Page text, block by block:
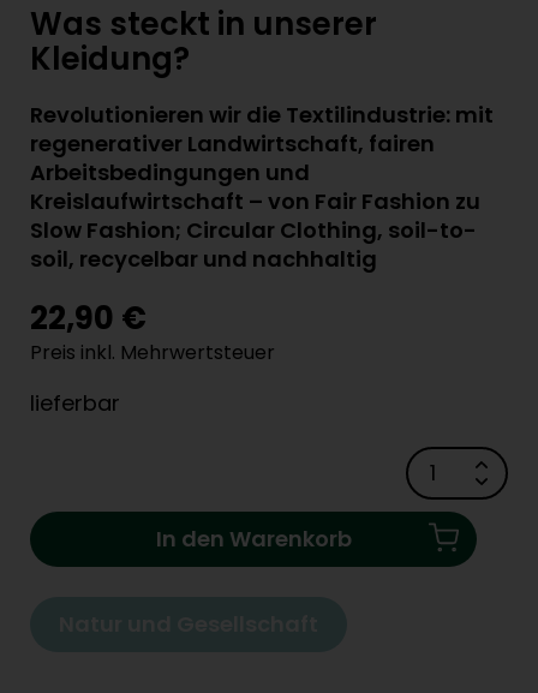
Was steckt in unserer
Kleidung?
Revolutionieren wir die Textilindustrie: mit
regenerativer Landwirtschaft, fairen
Arbeitsbedingungen und
Kreislaufwirtschaft – von Fair Fashion zu
Slow Fashion; Circular Clothing, soil-to-
soil, recycelbar und nachhaltig
22,90 €
Preis inkl. Mehrwertsteuer
lieferbar
In den Warenkorb